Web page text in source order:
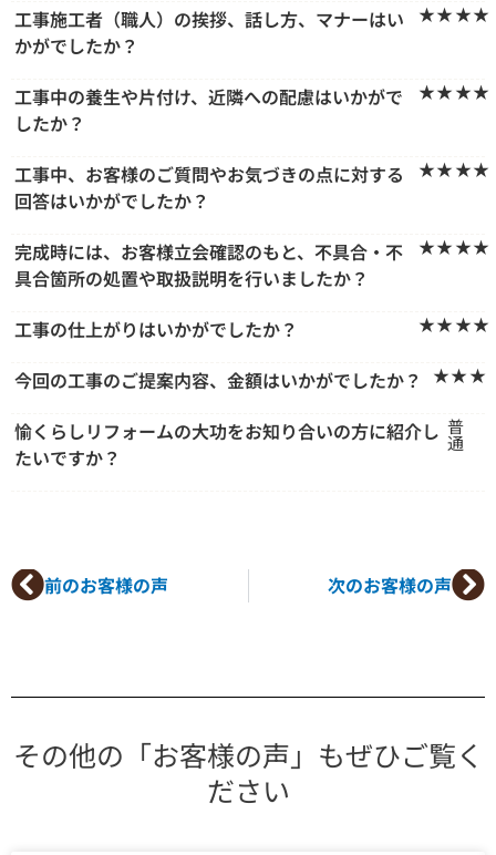
工事施工者（職人）の挨拶、話し方、マナーはい
かがでしたか？
★★★★
工事中の養生や片付け、近隣への配慮はいかがで
したか？
★★★★
工事中、お客様のご質問やお気づきの点に対する
回答はいかがでしたか？
★★★★
完成時には、お客様立会確認のもと、不具合・不
具合箇所の処置や取扱説明を行いましたか？
★★★★
工事の仕上がりはいかがでしたか？ ★★★★
今回の工事のご提案内容、金額はいかがでしたか？ ★★★
愉くらしリフォームの大功をお知り合いの方に紹介し
たいですか？
普
通
Prev前のお客様の声 次のお客様の声
その他の「お客様の声」もぜひご覧く
ださい